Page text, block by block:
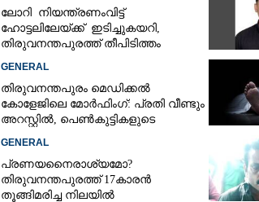
ലോറി നിയന്ത്രണംവിട്ട്
ഹോട്ടലിലേയ്ക്ക് ഇടിച്ചുകയറി,
തിരുവനന്തപുരത്ത് തീപിടിത്തം
GENERAL
തിരുവനന്തപുരം മെഡിക്കൽ
കോളേജിലെ മോർഫിംഗ്: പ്രതി വീണ്ടും
അറസ്റ്റിൽ, പെൺകുട്ടികളുടെ
GENERAL
പ്രണയനെെരാശ്യമോ?
തിരുവനന്തപുരത്ത് 17കാരൻ
തൂങ്ങിമരിച്ച നിലയിൽ